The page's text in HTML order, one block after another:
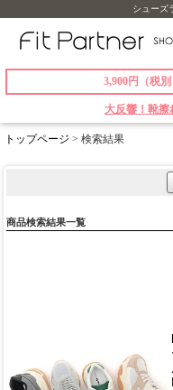
シューズ
3,900円（税
大反響！靴
トップページ > 検索結果
商品検索結果一覧